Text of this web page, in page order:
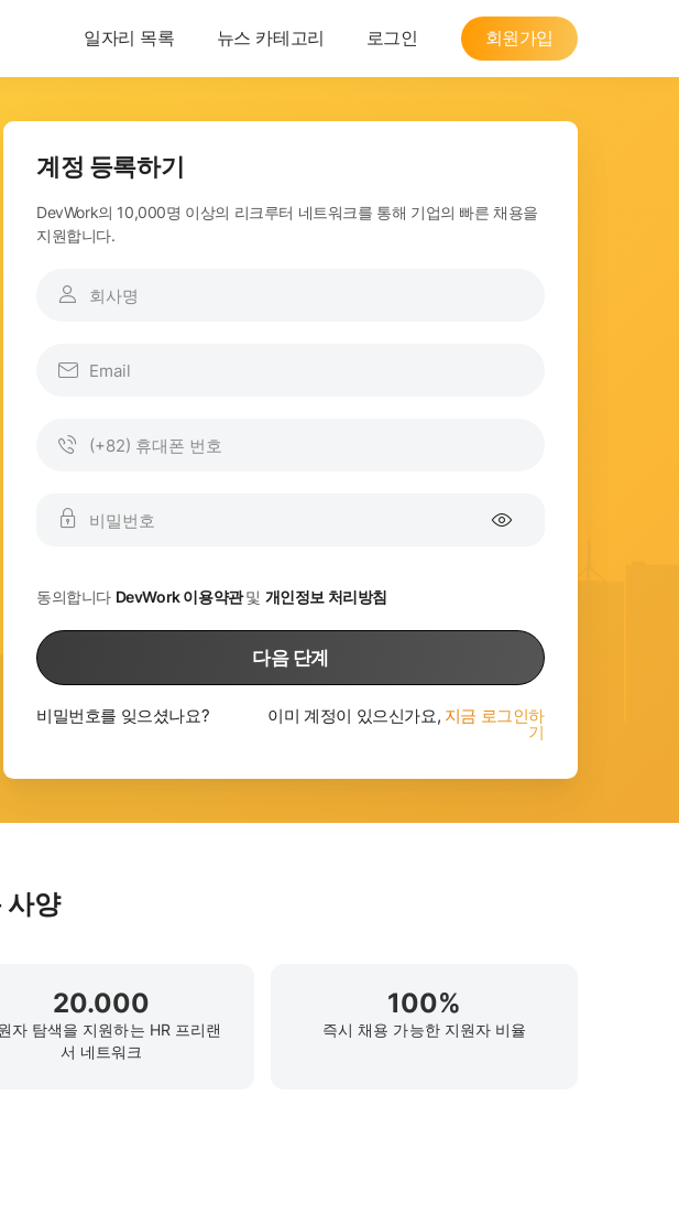
일자리 목록 뉴스 카테고리 로그인 회원가입
계정 등록하기
DevWork의 10,000명 이상의 리크루터 네트워크를 통해 기업의 빠른 채용을
지원합니다.
동의합니다 DevWork 이용약관및 개인정보 처리방침
다음 단계
비밀번호를 잊으셨나요? 이미 계정이 있으신가요, 지금 로그인하
기
양
20.000
자 탐색을 지원하는 HR 프리랜
서 네트워크
100%
즉시 채용 가능한 지원자 비율